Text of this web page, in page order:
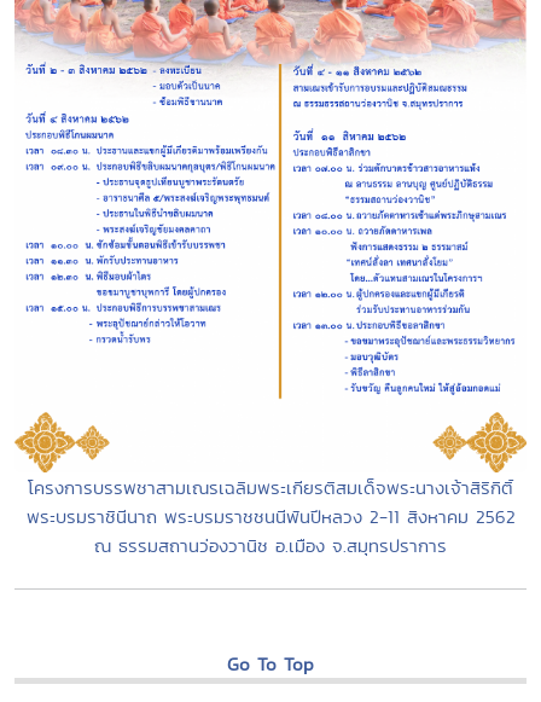
โครงการบรรพชาสามเณรเฉลิมพระเกียรติสมเด็จพระนางเจ้าสิริกิติ์
พระบรมราชินีนาถ พระบรมราชชนนีพันปีหลวง 2-11 สิงหาคม 2562
ณ ธรรมสถานว่องวานิช อ.เมือง จ.สมุทรปราการ
Go To Top